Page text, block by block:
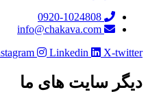
0920-1024808
info@chakava.com
Instagram Linkedin X-
سایت های ما